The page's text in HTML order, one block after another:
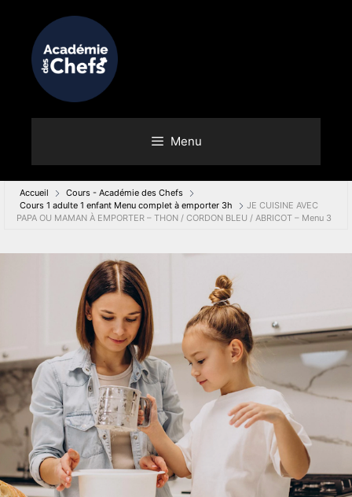
Menu
Accueil
Cours - Académie des Chefs
Cours 1 adulte 1 enfant Menu complet à emporter 3h
JE CUISINE AVEC
PAPA OU MAMAN À EMPORTER – THON / CORDON BLEU / ABRICOT – Menu 3